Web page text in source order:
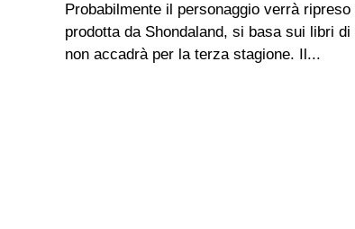
Probabilmente il personaggio verrà
prodotta da Shondaland, si basa sui libri
non accadrà per la terza stagione. Il...